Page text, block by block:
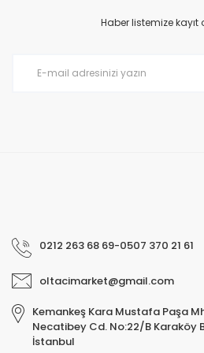
Ürün açıklamasında eksik bilgiler
Haber listemize
0212 263 68 69-0507 370 21 61
oltacimarket@gmail.com
Kemankeş Kara Mustafa Paşa
Necatibey Cd. No:22/B Karaköy
İstanbul